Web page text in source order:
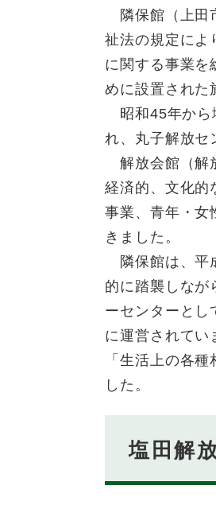
隣保館（上田
祉法の規定によ
に関する事業を
めに設置された
昭和45年から
れ、丸子解放セ
解放会館（解
経済的、文化的
事業、青年・女
きました。
隣保館は、平
的に踏襲しなが
ーセンターとし
に運営されてい
「生活上の各
した。
塩田解